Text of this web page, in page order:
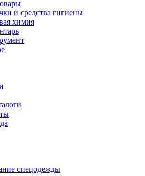
и средства гигиены
химия
спецодежды